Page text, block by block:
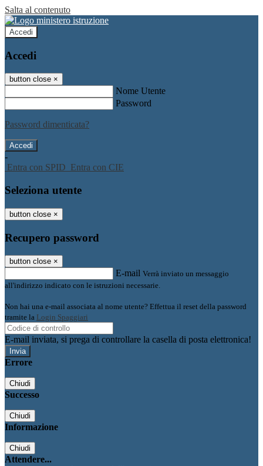
Salta al contenuto
Accedi
Accedi
button close ×
Nome Utente
Password
Password dimenticata?
-
Entra con SPID Entra con CIE
Seleziona utente
button close ×
Recupero password
button close ×
E-mail Verrà inviato un messaggio
all'indirizzo indicato con le istruzioni necessarie.
Non hai una e-mail associata al nome utente? Effettua il reset della password
tramite la Login Spaggiari
E-mail inviata, si prega di controllare la casella di posta elettronica!
Errore
Chiudi
Successo
Chiudi
Informazione
Chiudi
Attendere...